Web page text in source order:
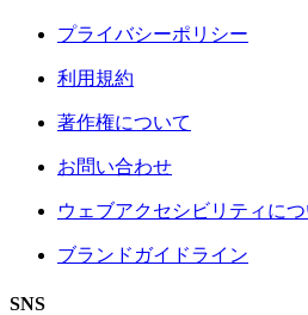
プライバシーポリシー
利用規約
著作権について
お問い合わせ
ウェブアクセシビリティにつ
ブランドガイドライン
SNS